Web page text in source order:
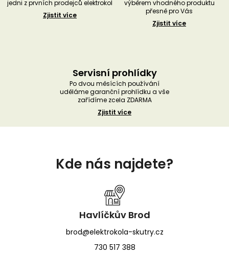
jedni z prvních prodejců elektrokol
Zjistit více
výběrem vhodného produktu
přesně pro Vás
Zjistit více
Servisní prohlídky
Po dvou měsících používání
uděláme garanční prohlídku a vše
zařídíme zcela ZDARMA
Zjistit více
Kde nás najdete?
Havlíčkův Brod
brod@elektrokola-skutry.cz
730 517 388